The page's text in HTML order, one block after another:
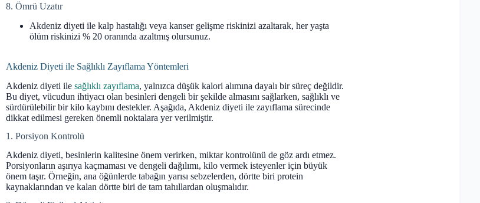
8. Ömrü Uzatır
Akdeniz diyeti ile kalp hastalığı veya kanser gelişme riskinizi azaltarak, her yaşta
ölüm riskinizi % 20 oranında azaltmış olursunuz.
Akdeniz Diyeti ile Sağlıklı Zayıflama Yöntemleri
Akdeniz diyeti ile sağlıklı zayıflama, yalnızca düşük kalori alımına dayalı bir süreç değildir.
Bu diyet, vücudun ihtiyacı olan besinleri dengeli bir şekilde almasını sağlarken, sağlıklı ve
sürdürülebilir bir kilo kaybını destekler. Aşağıda, Akdeniz diyeti ile zayıflama sürecinde
dikkat edilmesi gereken önemli noktalara yer verilmiştir.
1. Porsiyon Kontrolü
Akdeniz diyeti, besinlerin kalitesine önem verirken, miktar kontrolünü de göz ardı etmez.
Porsiyonların aşırıya kaçmaması ve dengeli dağılımı, kilo vermek isteyenler için büyük
önem taşır. Örneğin, ana öğünlerde tabağın yarısı sebzelerden, dörtte biri protein
kaynaklarından ve kalan dörtte biri de tam tahıllardan oluşmalıdır.